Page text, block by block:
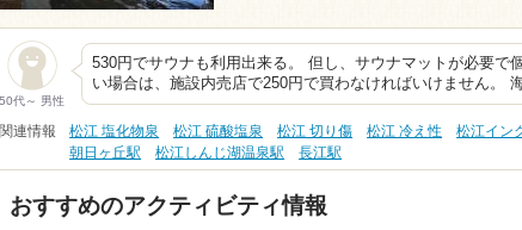
50代～ 男性
530円でサウナも利用出来る。 但し、サウナマットが必要で
い場合は、施設内売店で250円で買わなければいけません。
関連情報 松江 塩化物泉 松江 硫酸塩泉 松江 切り傷 松江 冷え性
松江イン
朝日ヶ丘駅
松江しんじ湖温泉駅 長江駅
おすすめのアクティビティ情報